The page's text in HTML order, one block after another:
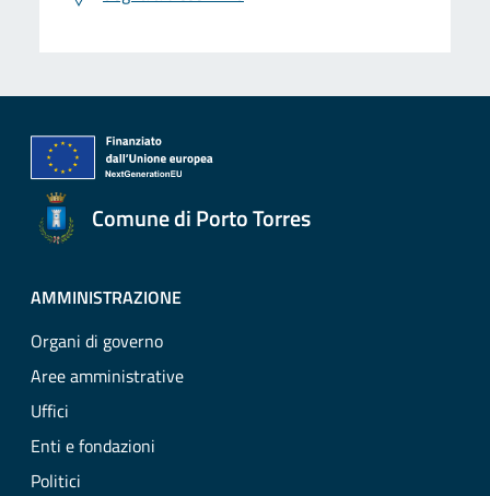
Comune di Porto Torres
AMMINISTRAZIONE
Organi di governo
Aree amministrative
Uffici
Enti e fondazioni
Politici